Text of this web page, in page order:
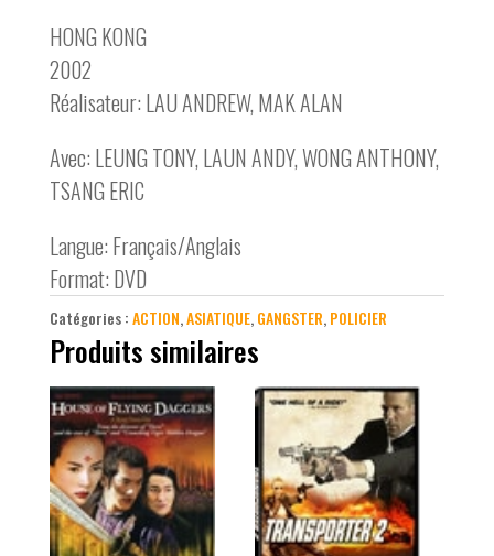
HONG KONG
2002
Réalisateur: LAU ANDREW, MAK ALAN
Avec: LEUNG TONY, LAUN ANDY, WONG ANTHONY,
TSANG ERIC
Langue: Français/Anglais
Format: DVD
Catégories :ACTION,ASIATIQUE,GANGSTER,POLICIER
Produits similaires